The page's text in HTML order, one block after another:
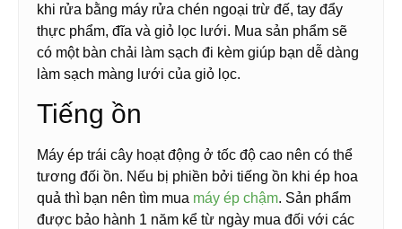
khi rửa bằng máy rửa chén ngoại trừ đế, tay đẩy
thực phẩm, đĩa và giỏ lọc lưới. Mua sản phẩm sẽ
có một bàn chải làm sạch đi kèm giúp bạn dễ dàng
làm sạch màng lưới của giỏ lọc.
Tiếng ồn
Máy ép trái cây hoạt động ở tốc độ cao nên có thể
tương đối ồn. Nếu bị phiền bởi tiếng ồn khi ép hoa
quả thì bạn nên tìm mua máy ép chậm. Sản phẩm
được bảo hành 1 năm kể từ ngày mua đối với các